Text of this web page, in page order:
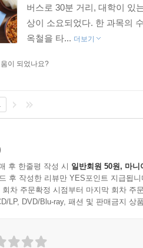
버스로 30분 거리, 대학이 있
상이 소요되었다. 한 과목의
옥철을 타... 더보기
이 되었나요?
후 한줄평 작성 시 일반회원 50원, 마니
후 작성한 리뷰만 YES포인트 지급됩니
회차 주문확정 시점부터 마지막 회차 주
LP, DVD/Blu-ray, 패션 및 판매금지 상